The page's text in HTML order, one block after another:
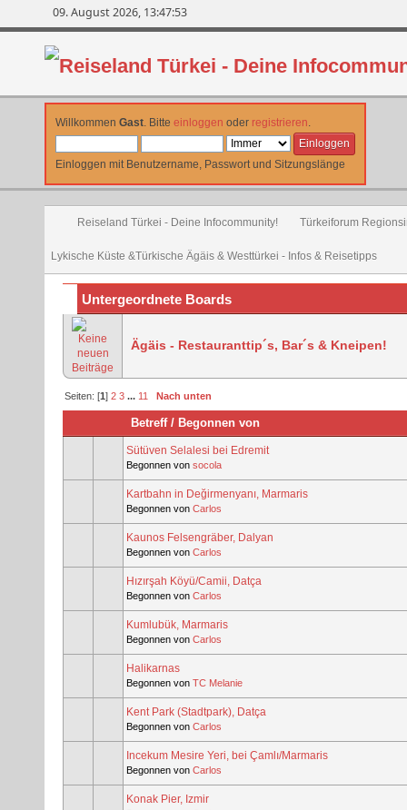
09. August 2026, 13:47:53
Willkommen Gast. Bitte einloggen oder registrieren.
Einloggen mit Benutzername, Passwort und Sitzungslänge
Reiseland Türkei - Deine Infocommunity! Türkeiforum
Lykische Küste &Türkische Ägäis & Westtürkei - Infos & Reisetipps
Untergeordnete Boards
Ägäis - Restauranttip´s, Bar´s & Kneipen!
Seiten: [1]2 3 ...11 Nach unten
Betreff/ Begonnen von
Sütüven Selalesi bei Edremit
Begonnen von socola
Kartbahn in Değirmenyanı, Marmaris
Begonnen von Carlos
Kaunos Felsengräber, Dalyan
Begonnen von Carlos
Hızırşah Köyü/Camii, Datça
Begonnen von Carlos
Kumlubük, Marmaris
Begonnen von Carlos
Halikarnas
Begonnen von TC Melanie
Kent Park (Stadtpark), Datça
Begonnen von Carlos
Incekum Mesire Yeri, bei Çamlı/Marmaris
Begonnen von Carlos
Konak Pier, Izmir